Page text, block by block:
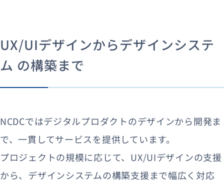
UX/UIデザインからデザインシステ
ム の構築まで
NCDCではデジタルプロダクトのデザインから開発ま
で、一貫してサービスを提供しています。
プロジェクトの規模に応じて、UX/UIデザインの支援
から、デザインシステムの構築支援まで幅広く対応